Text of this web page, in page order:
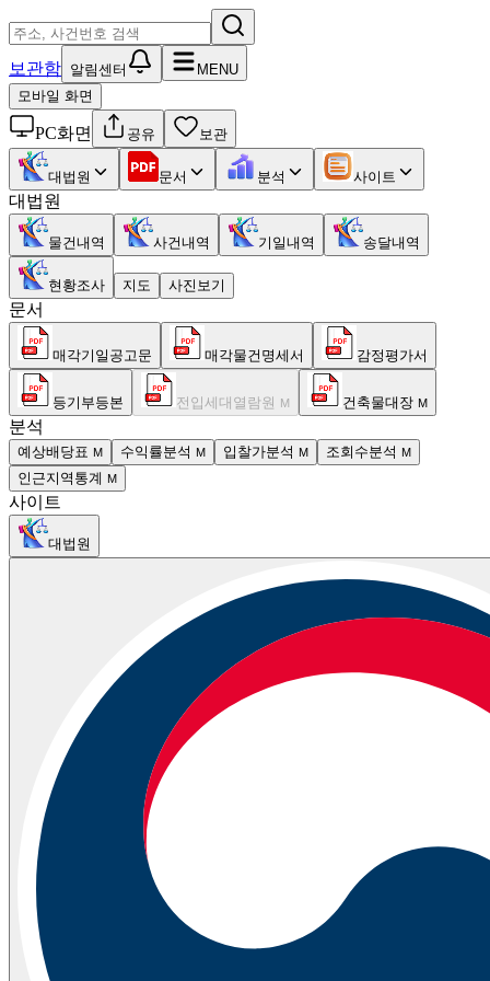
보관함 알림센터
MENU
모바일 화면
PC화면 공유 보관
대법원 문서 분석 사이트
대법원
물건내역 사건내역 기일내역 송달내역
현황조사 지도 사진보기
문서
매각기일공고문 매각물건명세서 감정평가서
등기부등본 전입세대열람원 M 건축물대장 M
분석
예상배당표 M 수익률분석 M 입찰가분석 M 조회수분석 M
인근지역통계 M
사이트
대법원